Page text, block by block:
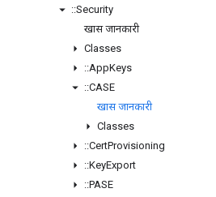
::Security
खास जानकारी
Classes
::AppKeys
::CASE
खास जानकारी
Classes
::CertProvisioning
::KeyExport
::PASE